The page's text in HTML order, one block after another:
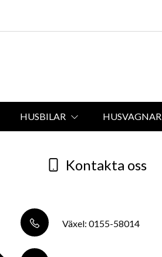
HUSBILAR HUSVAGNAR
Kontakta oss
Växel: 0155-58014